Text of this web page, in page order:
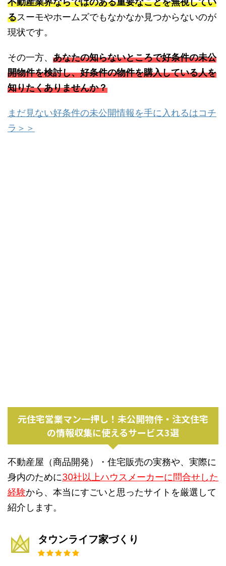
るスーモやホームズでもなかなか見つからないのが
現状です。
その一方、 あなたの知らないところで好条件の未公
開物件を検討し、好条件の物件を購入している人を
知りたくありませんか？
まだ見ない好条件の未公開情報を手に入れるはコチ
ラ＞＞
元住宅営業マン一押し！未公開物件・注文住宅
の情報収集に使えるサービス3選
不動産屋（商品開発）・住宅販売の実務や、実際に
身内のために30社以上ハウスメーカーに問合せした
経験から、本当にすごいと思ったサイトを厳選して
紹介します。
タウンライフ家づくり